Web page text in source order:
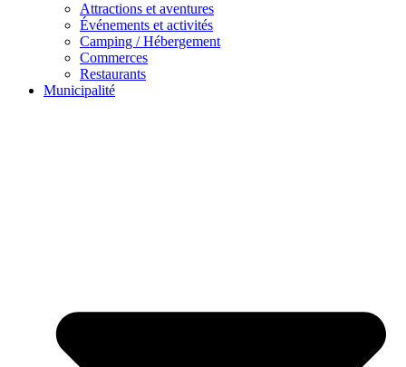
Attractions et aventures
Événements et activités
Camping / Hébergement
Commerces
Restaurants
Municipalité